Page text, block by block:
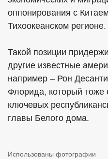
оппонирования с
Тихоокеанском регионе.
Такой позиции
другие известные
например – Рон
Флорида, который тоже
ключевых
главы Белого дома.